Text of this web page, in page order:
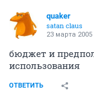
quaker
satan claus
23 марта 2005
бюджет и
использования
ОТВЕТИТЬ